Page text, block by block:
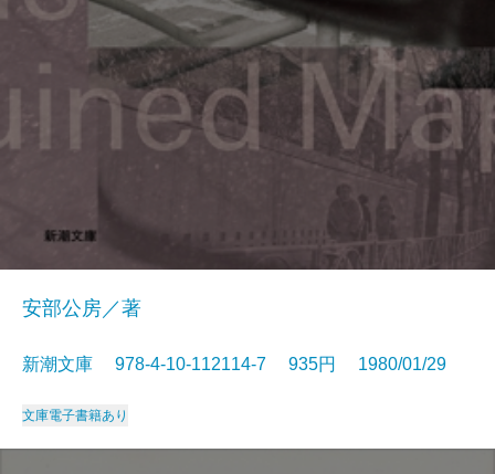
安部公房／著
新潮文庫 978-4-10-112114-7 935円 1980/01/29
文庫電子書籍あり